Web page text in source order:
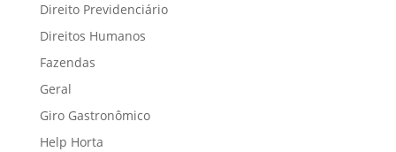
Direito Previdenciário
Direitos Humanos
Fazendas
Geral
Giro Gastronômico
Help Horta